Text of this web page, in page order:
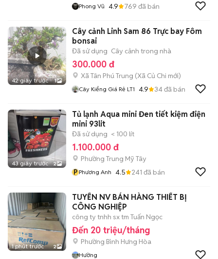
Phong Vũ 4.9 769 đã bán
42 giây trước 1
Cây cảnh Linh Sam 86 Trực bay Fôm
bonsai
Đã sử dụng Cây cảnh trong nhà
300.000 đ
Xã Tân Phú Trung (Xã Củ Chi mới)
Cây Kiểng Giá Rẻ LT1 4.9 34đã bán
43 giây trước 2
Tủ lạnh Aqua mini Đen tiết kiệm điện
mini 93lit
Đã sử dụng < 100 lít
1.100.000 đ
Phường Trung Mỹ Tây
P Phương Anh 4.5 241 đã bán
1 phút trước 2
TUYỂN NV BÁN HÀNG THIẾT BỊ
CÔNG NGHIỆP
công ty tnhh sx tm Tuấn Ngọc
Đến 20 triệu/tháng
Phường Bình Hưng Hòa
Hường